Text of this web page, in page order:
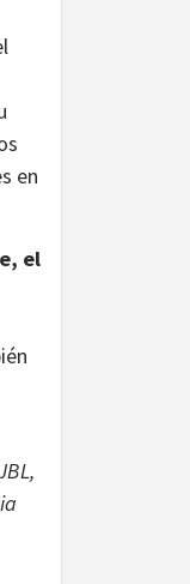
en
el